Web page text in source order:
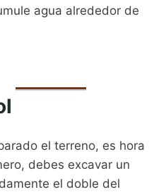
agua alrededor de
el terreno, es hora
debes excavar un
el doble del